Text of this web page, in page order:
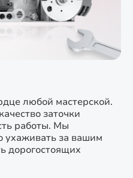
любой мастерской.
заточки
работы. Мы
ухаживать за вашим
дорогостоящих